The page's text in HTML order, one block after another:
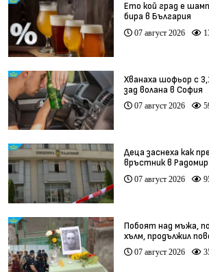
Ето кой град е
бира в България
07 август 2026
Хванаха шофьор с
зад волана в София
07 август 2026
Деца заснеха как
връстник в Радомир
07 август 2026
Побоят над мъжа,
хълм, продължил
07 август 2026